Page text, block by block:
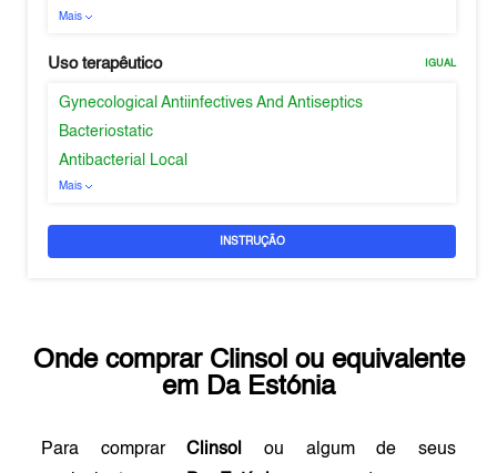
Mais
Uso terapêutico IGUAL
Gynecological Antiinfectives And Antiseptics
Bacteriostatic
Antibacterial Local
Mais
INSTRUÇÃO
Onde comprar Clinsolou equivalente
em Da Estónia
Para comprarClinsol
ou algum de seus